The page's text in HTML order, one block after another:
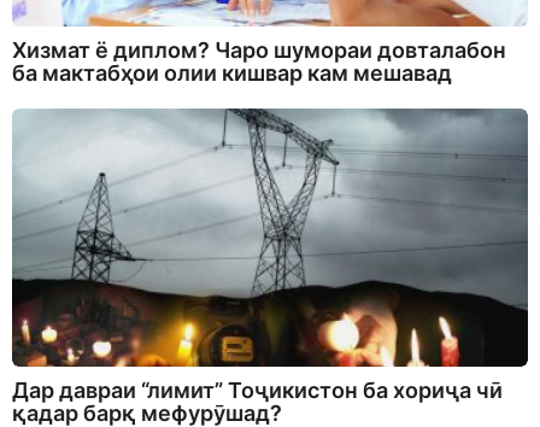
Хизмат ё диплом? Чаро шумораи довталабон
ба мактабҳои олии кишвар кам мешавад
Дар давраи “лимит” Тоҷикистон ба хориҷа чӣ
қадар барқ мефурӯшад?